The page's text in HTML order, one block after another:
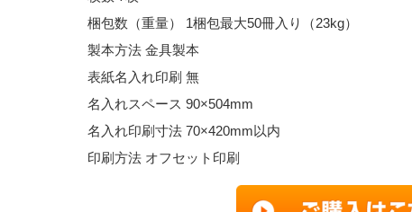
梱包数（重量） 1梱包最大50冊入り（23kg）
製本方法 金具製本
表紙名入れ印刷 無
名入れスペース 90×504mm
名入れ印刷寸法 70×420mm以内
印刷方法 オフセット印刷